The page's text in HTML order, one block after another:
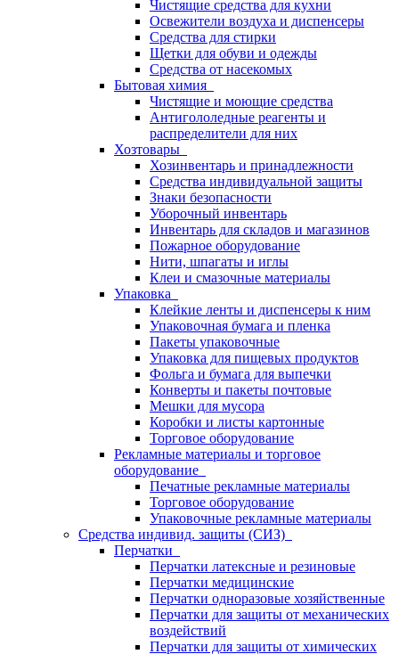
Чистящие средства для кухни
Освежители воздуха и диспенсеры
Средства для стирки
Щетки для обуви и одежды
Средства от насекомых
Бытовая химия
Чистящие и моющие средства
Антигололедные реагенты и
распределители для них
Хозтовары
Хозинвентарь и принадлежности
Средства индивидуальной защиты
Знаки безопасности
Уборочный инвентарь
Инвентарь для складов и магазинов
Пожарное оборудование
Нити, шпагаты и иглы
Клеи и смазочные материалы
Упаковка
Клейкие ленты и диспенсеры к ним
Упаковочная бумага и пленка
Пакеты упаковочные
Упаковка для пищевых продуктов
Фольга и бумага для выпечки
Конверты и пакеты почтовые
Мешки для мусора
Коробки и листы картонные
Торговое оборудование
Рекламные материалы и торговое
оборудование
Печатные рекламные материалы
Торговое оборудование
Упаковочные рекламные материалы
Средства индивид. защиты (СИЗ)
Перчатки
Перчатки латексные и резиновые
Перчатки медицинские
Перчатки одноразовые хозяйственные
Перчатки для защиты от механических
воздействий
Перчатки для защиты от химических